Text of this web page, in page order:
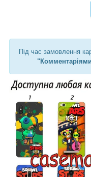
Під час замовлення